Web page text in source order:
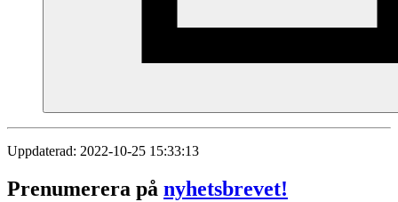
Uppdaterad: 2022-10-25 15:33:13
Prenumerera på nyhetsbrevet!